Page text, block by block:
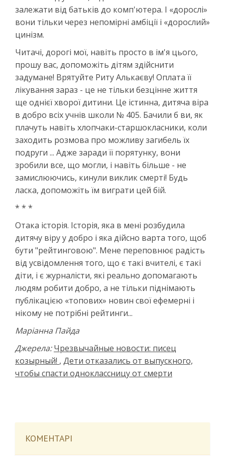
залежати від батьків до комп'ютера. І «дорослі»
вони тільки через непомірні амбіції і «дорослий»
цинізм.
Читачі, дорогі мої, навіть просто в ім'я цього,
прошу вас, допоможіть дітям здійснити
задумане! Врятуйте Риту Алькаєву! Оплата її
лікування зараз - це не тільки безцінне життя
ще однієї хворої дитини. Це істинна, дитяча віра
в добро всіх учнів школи № 405. Бачили б ви, як
плачуть навіть хлопчаки-старшокласники, коли
заходить розмова про можливу загибель їх
подруги ... Адже заради її порятунку, вони
зробили все, що могли, і навіть більше - не
замислюючись, кинули виклик смерті! Будь
ласка, допоможіть їм виграти цей бій.
* * *
Отака історія. Історія, яка в мені розбудила
дитячу віру у добро і яка дійсно варта того, щоб
бути "рейтинговою". Мене переповнює радість
від усвідомлення того, що є такі вчителі, є такі
діти, і є журналісти, які реально допомагають
людям робити добро, а не тільки піднімають
публікацією «топових» новин свої ефемерні і
нікому не потрібні рейтинги...
Маріанна Пайда
Джерела:Чрезвычайные новости: писец
козырный! , Дети отказались от выпускного,
чтобы спасти одноклассницу от смерти
КОМЕНТАРІ